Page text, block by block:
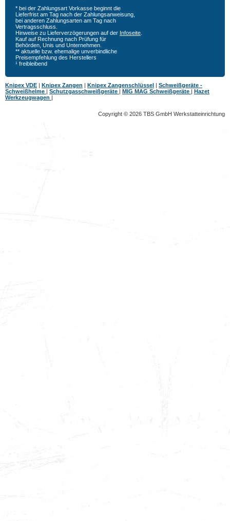
* bei der Zahlungsart Vorkasse beginnt die
Lieferfrist am Tag nach der Zahlungsanweisung,
bei anderen Zahlungsarten am Tag nach
Vertragsschluss.
Hinweise zu Lieferverzögerungen auf der Infoseite
Kauf auf Rechnung nach Prüfung für
Behörden, Unis und Unternehmen.
** aktuelle bzw. ehemalige unverbindliche
Preisempfehlung des Herstellers
¹ freibleibend
Knipex VDE | Knipex Zangen | Knipex Zangenschlüssel | Schweißgeräte -
Schweißhelme | Schutzgasschweißgeräte | MIG MAG Schweißgeräte | Hazet
Werkzeugwagen |
Copyright © 2026 TBS GmbH Werkstatteinrichtung